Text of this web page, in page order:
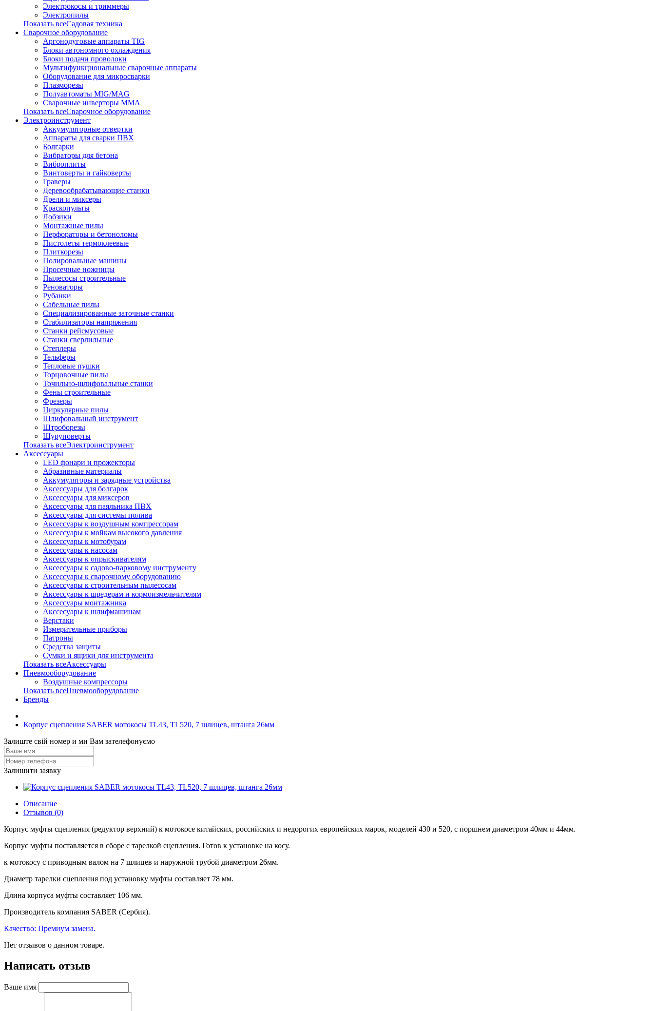
Электрокосы и триммеры
Электропилы
Показать всеСадовая техника
Сварочное оборудование
Аргонодуговые аппараты TIG
Блоки автономного охлаждения
Блоки подачи проволоки
Мультифункциональные сварочные аппараты
Оборудование для микросварки
Плазморезы
Полуавтоматы MIG/MAG
Сварочные инверторы ММА
Показать всеСварочное оборудование
Электроинструмент
Аккумуляторные отвертки
Аппараты для сварки ПВХ
Болгарки
Вибраторы для бетона
Виброплиты
Винтоверты и гайковерты
Граверы
Деревообрабатывающие станки
Дрели и миксеры
Краскопульты
Лобзики
Монтажные пилы
Перфораторы и бетоноломы
Пистолеты термоклеевые
Плиткорезы
Полировальные машины
Просечные ножницы
Пылесосы строительные
Реноваторы
Рубанки
Сабельные пилы
Специализированные заточные станки
Стабилизаторы напряжения
Станки рейсмусовые
Станки сверлильные
Степлеры
Тельферы
Тепловые пушки
Торцовочные пилы
Точильно-шлифовальные станки
Фены строительные
Фрезеры
Циркулярные пилы
Шлифовальный инструмент
Штроборезы
Шуруповерты
Показать всеЭлектроинструмент
Аксессуары
LED фонари и прожекторы
Абразивные материалы
Аккумуляторы и зарядные устройства
Аксессуары для болгарок
Аксессуары для миксеров
Аксессуары для паяльника ПВХ
Аксессуары для системы полива
Аксессуары к воздушным компрессорам
Аксессуары к мойкам высокого давления
Аксессуары к мотобурам
Аксессуары к насосам
Аксессуары к опрыскивателям
Аксессуары к садово-парковому инструменту
Аксессуары к сварочному оборудованию
Аксессуары к строительным пылесосам
Аксессуары к шредерам и кормоизмельчителям
Аксессуары монтажника
Акссесуары к шлифмашинам
Верстаки
Измерительные приборы
Патроны
Средства защиты
Сумки и ящики для инструмента
Показать всеАксессуары
Пневмооборудование
Воздушные компрессоры
Показать всеПневмооборудование
Бренды
Корпус сцепления SABER мотокосы TL43, TL520, 7 шлицев, штанга 26мм
Залиште свій номер и ми Вам зателефонуємо
Залишити заявку
Описание
Отзывов (0)
Корпус муфты сцепления (редуктор верхний) к мотокосе китайских, российских и недорогих европейских марок, моделей 430 и 520, c поршнем диаметром 40мм и 44мм.
Корпус муфты поставляется в сборе с тарелкой сцепления. Готов к установке на косу.
к мотокосу с приводным валом на 7 шлицев и наружной трубой диаметром 26мм.
Диаметр тарелки сцепления под установку муфты составляет 78 мм.
Длина корпуса муфты составляет 106 мм.
Производитель компания SABER (Сербия).
Качество: Премиум замена.
Нет отзывов о данном товаре.
Написать отзыв
Ваше имя